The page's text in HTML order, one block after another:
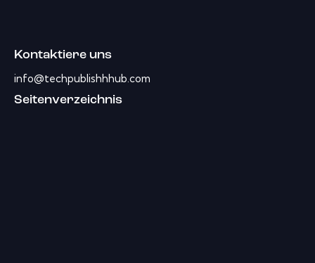
Kontaktiere uns
info@techpublishhhub.com
Seitenverzeichnis